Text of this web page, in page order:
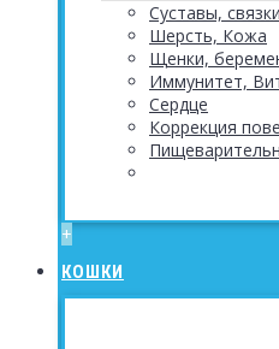
Суставы,
Шерсть, Кожа
Щенки,
Иммунитет,
Сердце
Коррекция
+
КОШКИ